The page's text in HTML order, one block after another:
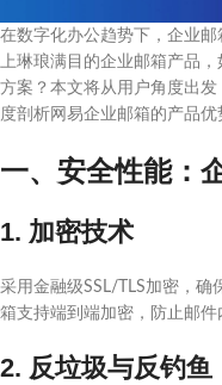
在数字化办公趋势下，企业
上琳琅满目的企业邮箱产品
方案？本文将从用户角度出
度剖析网易企业邮箱的产品优
一、安全性能：
1. 加密技术
采用金融级SSL/TLS加密，
箱支持端到端加密，防止邮件
2. 反垃圾与反钓鱼